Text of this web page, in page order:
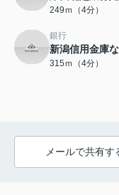
249ｍ（4分）
銀行
新潟信用金庫
315ｍ（4分）
メールで共有す